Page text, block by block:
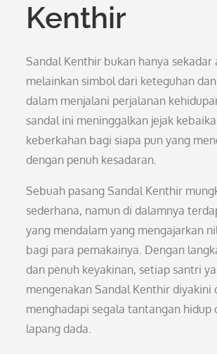
Kenthir
Sandal Kenthir bukan hanya sekadar
melainkan simbol dari keteguhan
dalam menjalani perjalanan
sandal ini meninggalkan jejak
keberkahan bagi siapa pun yang
dengan penuh kesadaran.
Sebuah pasang Sandal Kenthir
sederhana, namun di dalamnya
yang mendalam yang mengajarkan
bagi para pemakainya. Dengan
dan penuh keyakinan, setiap santri
mengenakan Sandal Kenthir diyakini
menghadapi segala tantangan hidup
lapang dada.